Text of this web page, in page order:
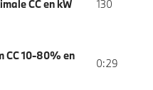
CC en kW 130
CC 10-80% en
0:29